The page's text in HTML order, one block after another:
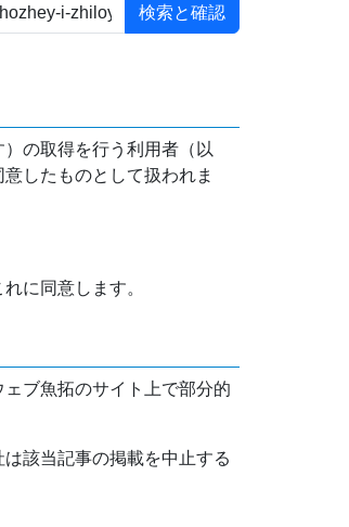
の取得を行う利用者（以
したものとして扱われま
に同意します。
ブ魚拓のサイト上で部分的
該当記事の掲載を中止する